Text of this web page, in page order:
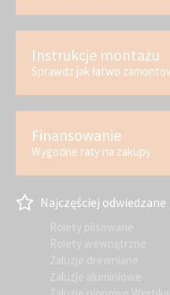
Instrukcje montażu
Sprawdz jak łatwo
Finansowanie
Wygodne raty na zakupy
Najczęściej odwiedzane
Rolety plisowane
Rolety wewnętrzne
Żaluzje drewniane
Żaluzje aluminiowe